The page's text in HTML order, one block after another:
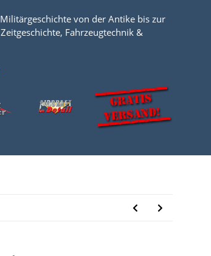
von der Antike bis zur
Fahrzeugtechnik &